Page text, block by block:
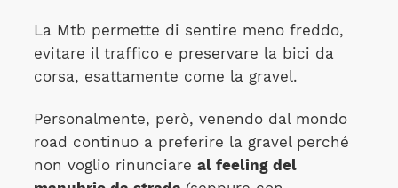
La Mtb permette di sentire meno freddo,
evitare il traffico e preservare la bici da
corsa, esattamente come la gravel.
Personalmente, però, venendo dal mondo
road continuo a preferire la gravel perché
non voglio rinunciare al feeling del